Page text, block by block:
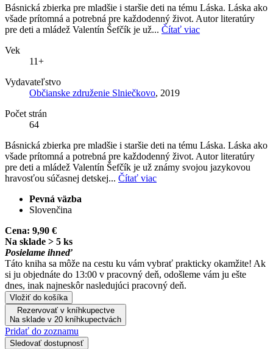
Básnická zbierka pre mladšie i staršie deti na tému Láska. Láska ako
všade prítomná a potrebná pre každodenný život. Autor literatúry
pre deti a mládež Valentín Šefčík je už... Čítať viac
Vek
11+
Vydavateľstvo
Občianske združenie Slniečkovo, 2019
Počet strán
64
Básnická zbierka pre mladšie i staršie deti na tému Láska. Láska ako
všade prítomná a potrebná pre každodenný život. Autor literatúry
pre deti a mládež Valentín Šefčík je už známy svojou jazykovou
hravosťou súčasnej detskej... Čítať viac
Pevná väzba
Slovenčina
Cena: 9,90 €
Na sklade > 5 ks
Posielame ihneď
Táto kniha sa môže na cestu ku vám vybrať prakticky okamžite! Ak
si ju objednáte do 13:00 v pracovný deň, odošleme vám ju ešte
dnes, inak najneskôr nasledujúci pracovný deň.
Vložiť do košíka
Rezervovať v kníhkupectve
Na sklade v 20 kníhkupectvách
Pridať do zoznamu
Sledovať dostupnosť